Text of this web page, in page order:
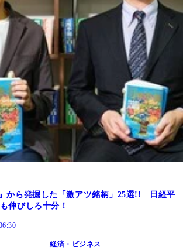
』から発掘した「激アツ銘柄」25選!! 日経平
伸びしろ十分！
経済・ビジネス